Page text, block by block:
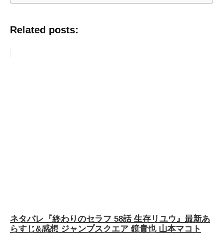
Related posts:
ネタバレ『終わりのセラフ 58話 生存リユウ』最新あ
らすじ&感想 ジャンプスクエア 鏡貴也 山本マコト